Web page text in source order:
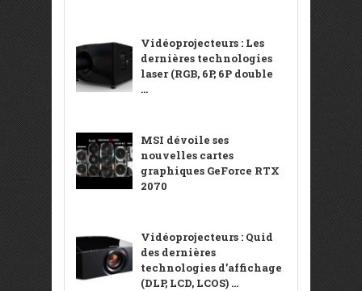
Vidéoprojecteurs : Les
dernières technologies
laser (RGB, 6P, 6P double
...
MSI dévoile ses
nouvelles cartes
graphiques GeForce RTX
2070
Vidéoprojecteurs : Quid
des dernières
technologies d’affichage
(DLP, LCD, LCOS) ...